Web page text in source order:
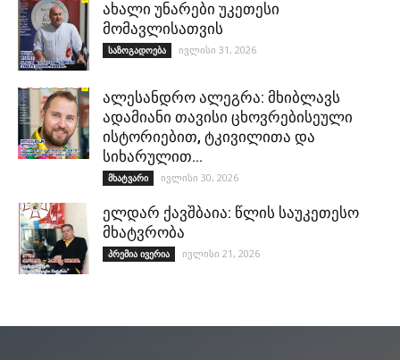
ახალი უნარები უკეთესი
მომავლისათვის
საზოგადოება ივლისი 31, 2026
ალესანდრო ალეგრა: მხიბლავს
ადამიანი თავისი ცხოვრებისეული
ისტორიებით, ტკივილითა და
სიხარულით…
მხატვარი ივლისი 30, 2026
ელდარ ქავშბაია: წლის საუკეთესო
მხატვრობა
პრემია ივერია ივლისი 21, 2026